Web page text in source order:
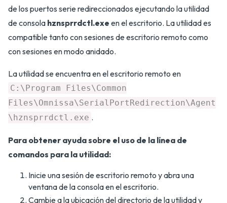
de los puertos serie redireccionados ejecutando la utilidad
de consola hznsprrdctl.exe en el escritorio. La utilidad es
compatible tanto con sesiones de escritorio remoto como
con sesiones en modo anidado.
La utilidad se encuentra en el escritorio remoto en
C:\Program Files\Common
Files\Omnissa\SerialPortRedirection\Agent
\hznsprrdctl.exe .
Para obtener ayuda sobre el uso de la línea de
comandos para la utilidad:
Inicie una sesión de escritorio remoto y abra una
ventana de la consola en el escritorio.
Cambie a la ubicación del directorio de la utilidad y